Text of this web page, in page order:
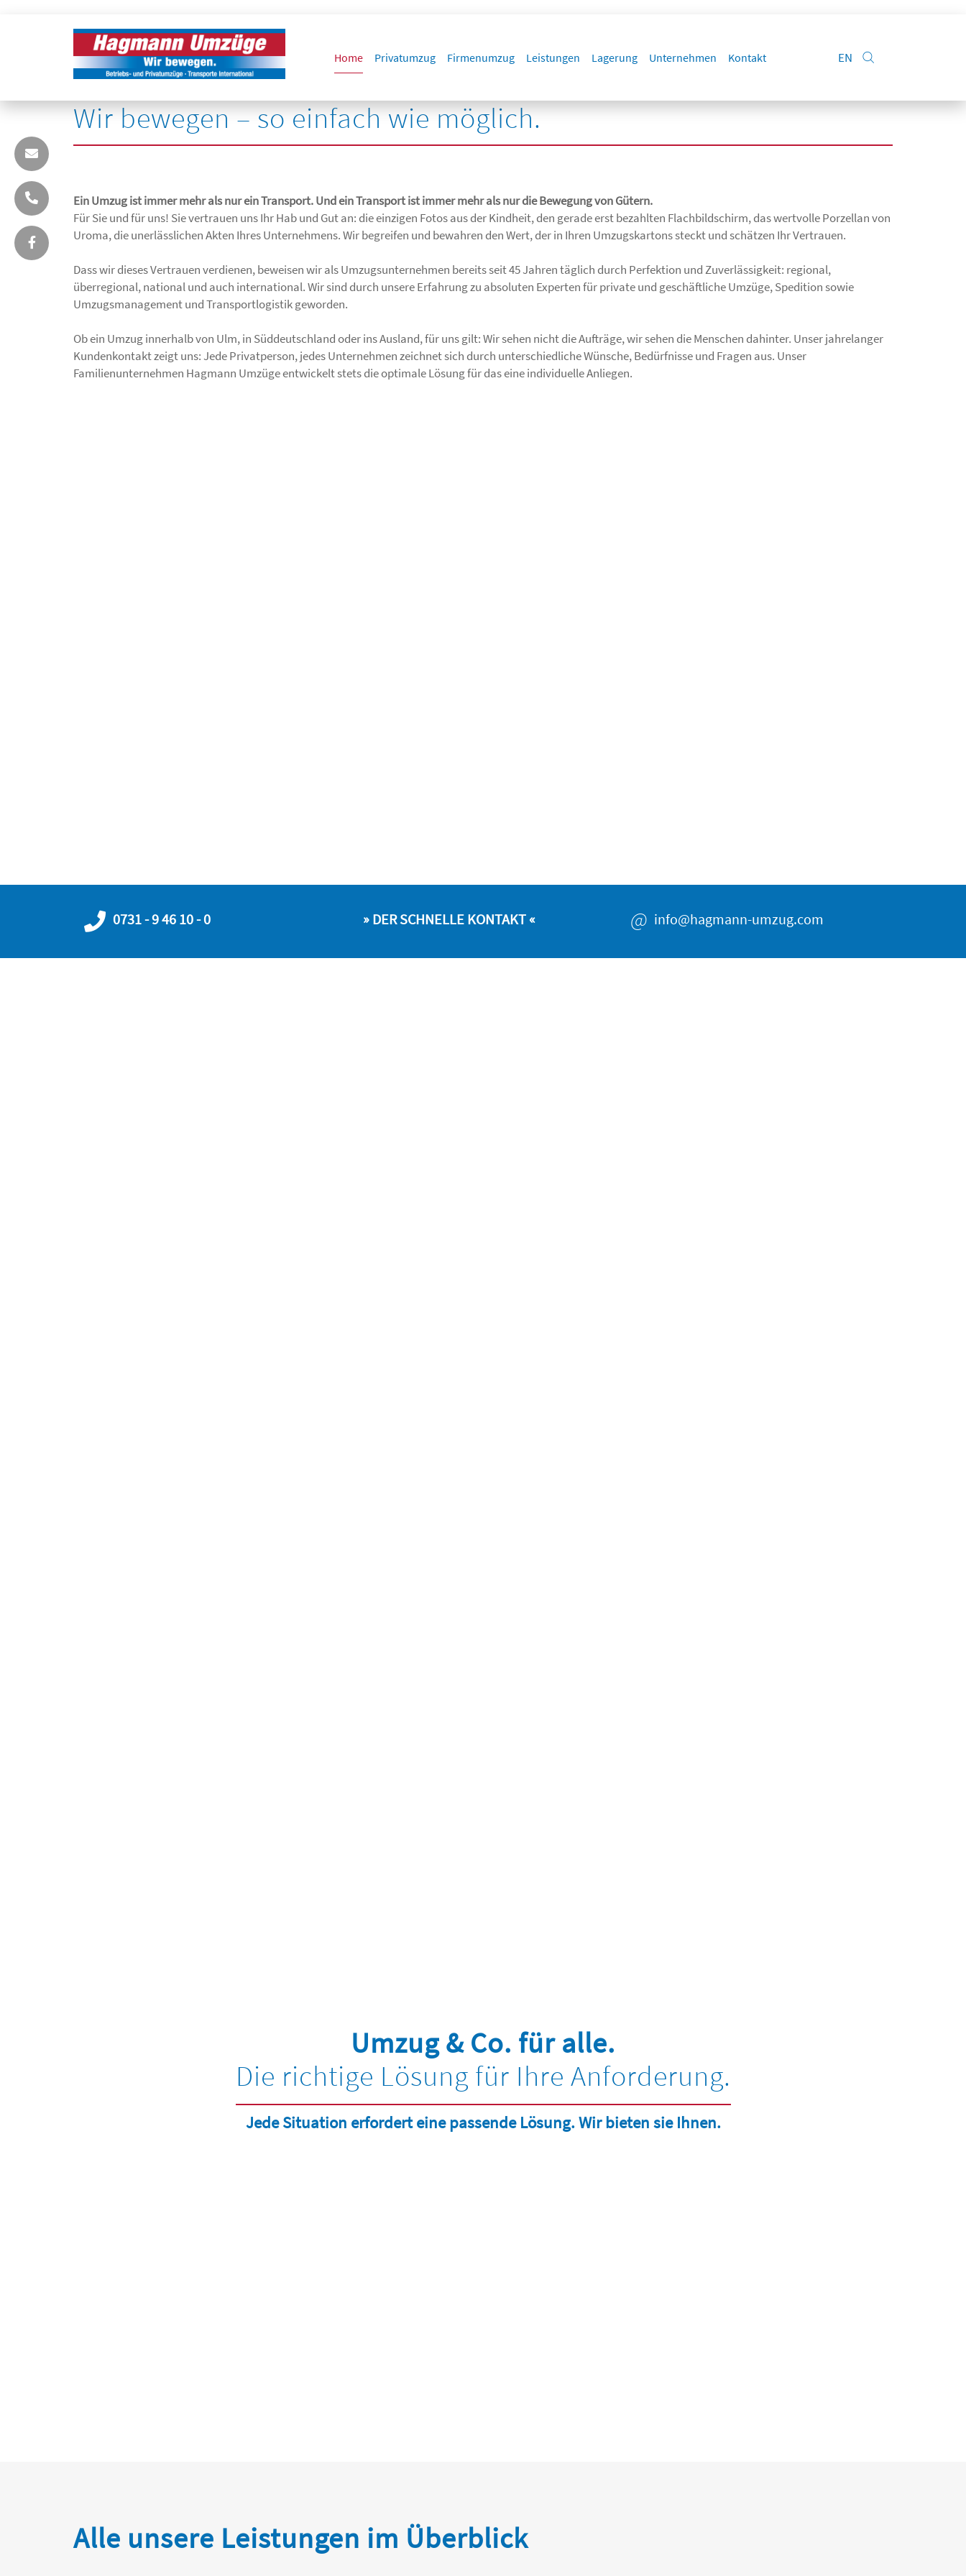
EN
Home Privatumzug Firmenumzug Leistungen Lagerung Unternehmen Kontakt
Hagmann Umzüge.
Wir bewegen – so einfach wie möglich.
Ein Umzug ist immer mehr als nur ein Transport. Und ein Transport ist immer mehr als nur die Bewegung von Gütern.
Für Sie und für uns! Sie vertrauen uns Ihr Hab und Gut an: die einzigen Fotos aus der Kindheit, den gerade erst bezahlten Flachbildschirm, das wertvolle Porzellan von
Uroma, die unerlässlichen Akten Ihres Unternehmens. Wir begreifen und bewahren den Wert, der in Ihren Umzugskartons steckt und schätzen Ihr Vertrauen.
Dass wir dieses Vertrauen verdienen, beweisen wir als Umzugsunternehmen bereits seit 45 Jahren täglich durch Perfektion und Zuverlässigkeit: regional,
überregional, national und auch international. Wir sind durch unsere Erfahrung zu absoluten Experten für private und geschäftliche Umzüge, Spedition sowie
Umzugsmanagement und Transportlogistik geworden.
Ob ein Umzug innerhalb von Ulm, in Süddeutschland oder ins Ausland, für uns gilt: Wir sehen nicht die Aufträge, wir sehen die Menschen dahinter. Unser jahrelanger
Kundenkontakt zeigt uns: Jede Privatperson, jedes Unternehmen zeichnet sich durch unterschiedliche Wünsche, Bedürfnisse und Fragen aus. Unser
Familienunternehmen Hagmann Umzüge entwickelt stets die optimale Lösung für das eine individuelle Anliegen.
0731 - 9 46 10 - 0 » DER SCHNELLE KONTAKT « @ info@hagmann-umzug.com
Umzug & Co. für alle.
Die richtige Lösung für Ihre Anforderung.
Jede Situation erfordert eine passende Lösung. Wir bieten sie Ihnen.
Alle unsere Leistungen im Überblick